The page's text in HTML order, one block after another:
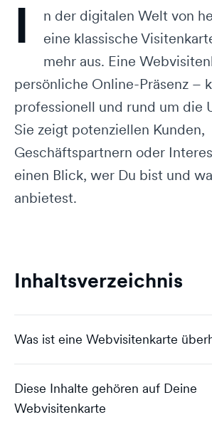
I
n der digitalen Welt von
eine klassische
mehr aus. Eine
persönliche Online-Präsenz –
professionell und rund um die
Sie zeigt potenziellen Kunden,
Geschäftspartnern oder
einen Blick, wer Du bist und
anbietest.
Inhaltsverzeichnis
Was ist eine Webvisitenkarte
Diese Inhalte gehören auf Deine
Webvisitenkarte